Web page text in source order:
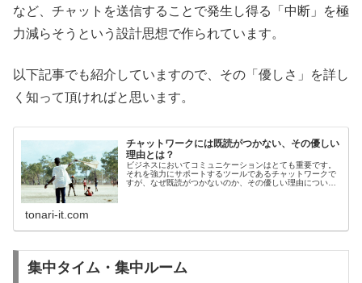
など、チャットを送信することで発生し得る「中断」を極
力減らそうという設計思想で作られています。
以下記事でも紹介していますので、その「優しさ」を詳し
く知って頂ければと思います。
チャットワークには既読がつかない、その優しい
理由とは？
ビジネスにおいてコミュニケーションはとても重要です。
それを強力にサポートするツールであるチャットワークで
すが、なぜ既読がつかないのか、その優しい理由について
tonari-it.com
集中タイム・集中ルーム